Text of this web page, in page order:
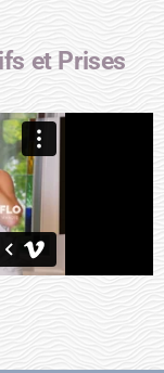
et Prises